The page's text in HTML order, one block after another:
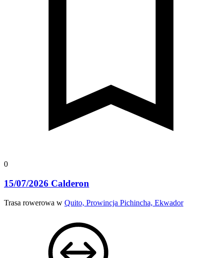
0
15/07/2026 Calderon
Trasa rowerowa w Quito, Prowincja Pichincha, Ekwador